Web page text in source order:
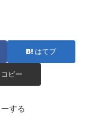
はてブ
コピー
する